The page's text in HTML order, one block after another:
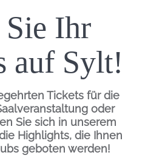
Ihr
auf Sylt!
Tickets für die
oder
Sie sich in unserem
Highlights, die Ihnen
geboten werden!